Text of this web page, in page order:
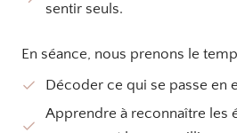
sentir seuls.
En séance, nous prenons le
Décoder ce qui se passe en
Apprendre à reconnaître les